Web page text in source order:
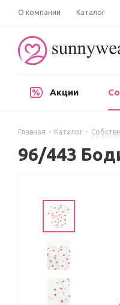
О компании Каталог
Акции
Главная - Каталог -
96/443